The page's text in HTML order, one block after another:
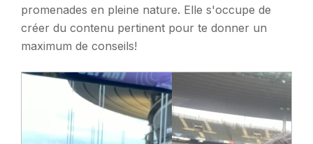
promenades en pleine nature. Elle s'occupe de
créer du contenu pertinent pour te donner un
maximum de conseils!